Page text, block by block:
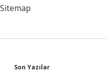
Sitemap
Sidebar
Son Yazılar